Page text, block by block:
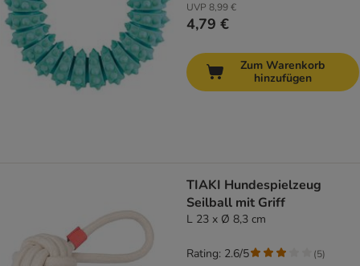
UVP 8,99 €
4,79 €
Zum Warenkorb
hinzufügen
TIAKI Hundespielzeug
Seilball mit Griff
L 23 x Ø 8,3 cm
Rating: 2.6/5 (5)